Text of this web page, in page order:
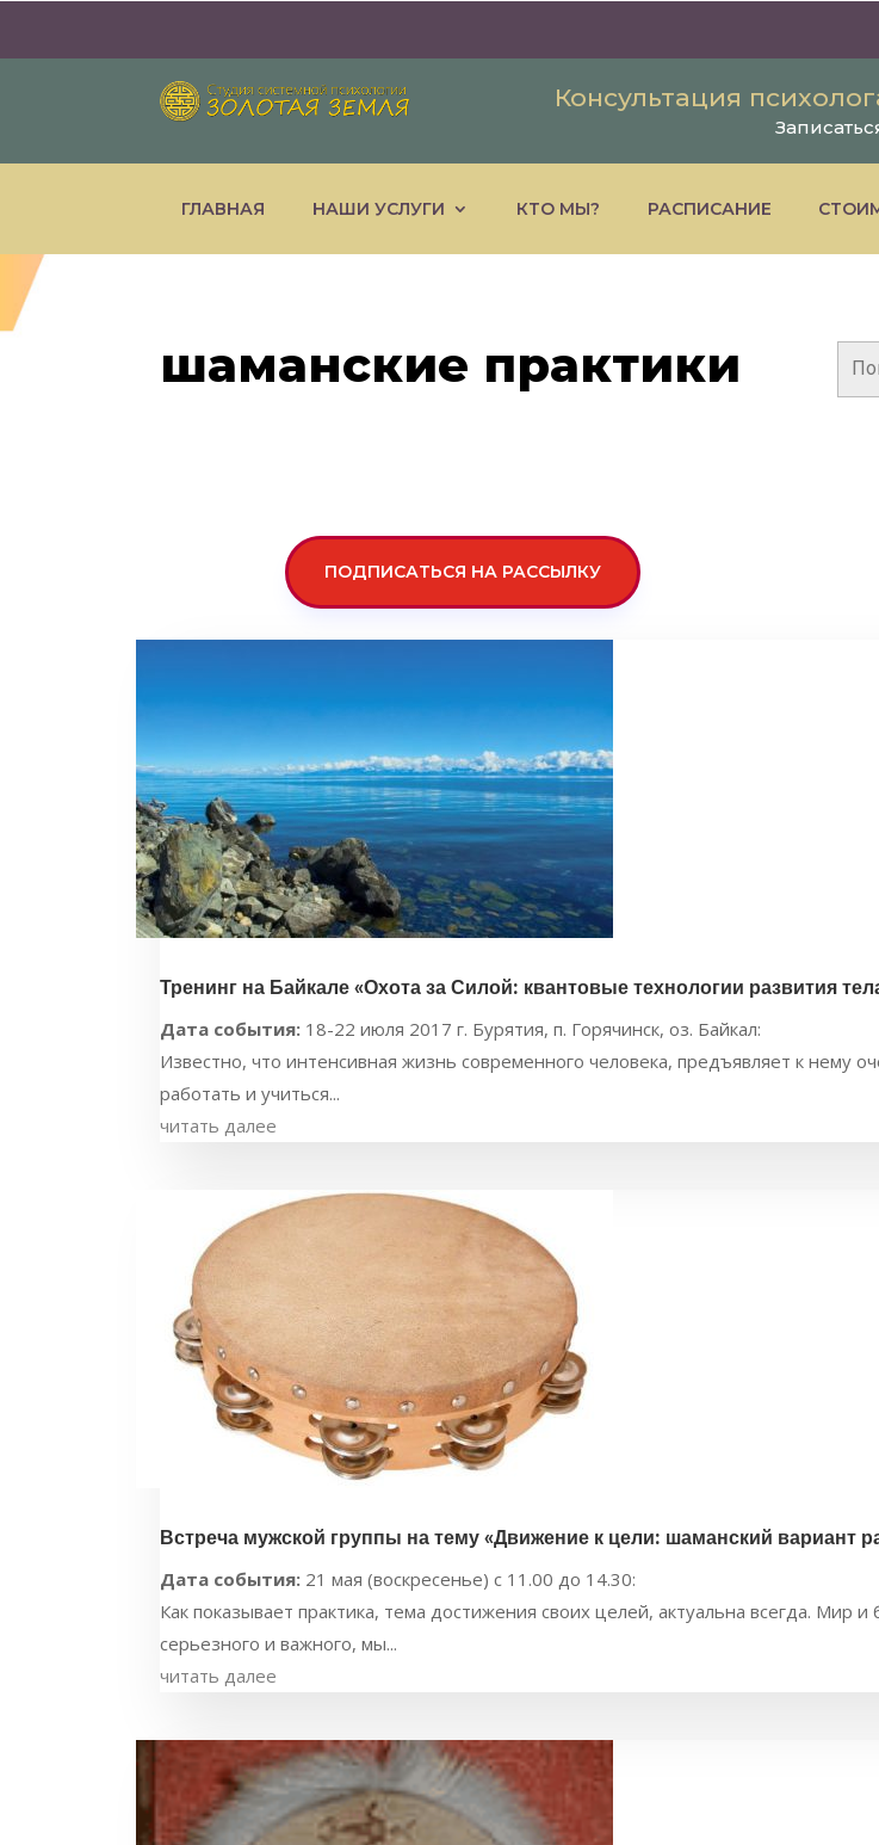
Консультация
ГЛАВНАЯ НАШИ УСЛУГИ КТО МЫ? РАСПИСАНИЕ
шаманские практики
ПОДПИСАТЬСЯ НА РАССЫЛКУ
Тренинг на Байкале «Охота за Силой: квантовые технологии развития
Дата события: 18-22 июля 2017 г. Бурятия, п. Горячинск, оз. Байкал:
Известно, что интенсивная жизнь современного человека, предъявляет к
работать и учиться...
читать далее
Встреча мужской группы на тему «Движение к цели: шаманский вариант
Дата события: 21 мая (воскресенье) с 11.00 до 14.30:
Как показывает практика, тема достижения своих целей, актуальна всегда. Мир
серьезного и важного, мы...
читать далее